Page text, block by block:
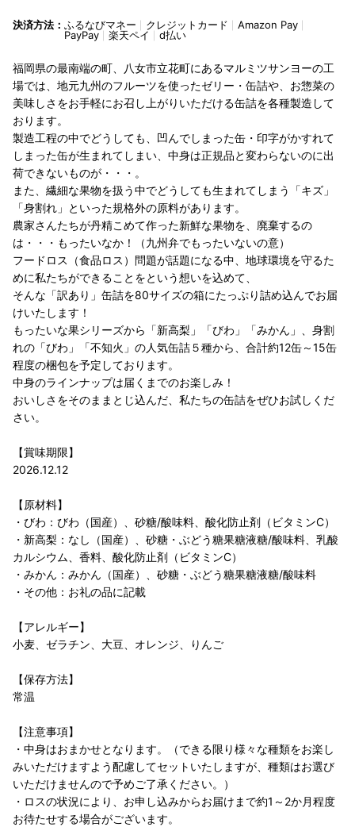
決済方法： ふるなびマネー クレジットカード
Amazon Pay
PayPay
楽天ペイ d払い
福岡県の最南端の町、八女市立花町にあるマルミツサンヨーの工
場では、地元九州のフルーツを使ったゼリー・缶詰や、お惣菜の
美味しさをお手軽にお召し上がりいただける缶詰を各種製造して
おります。
製造工程の中でどうしても、凹んでしまった缶・印字がかすれて
しまった缶が生まれてしまい、中身は正規品と変わらないのに出
荷できないものが・・・。
また、繊細な果物を扱う中でどうしても生まれてしまう「キズ」
「身割れ」といった規格外の原料があります。
農家さんたちが丹精こめて作った新鮮な果物を、廃棄するの
は・・・もったいなか！（九州弁でもったいないの意）
フードロス（食品ロス）問題が話題になる中、地球環境を守るた
めに私たちができることをという想いを込めて、
そんな「訳あり」缶詰を80サイズの箱にたっぷり詰め込んでお届
けいたします！
もったいな果シリーズから「新高梨」「びわ」「みかん」、身割
れの「びわ」「不知火」の人気缶詰５種から、合計約12缶～15缶
程度の梱包を予定しております。
中身のラインナップは届くまでのお楽しみ！
おいしさをそのままとじ込んだ、私たちの缶詰をぜひお試しくだ
さい。
【賞味期限】
2026.12.12
【原材料】
・びわ：びわ（国産）、砂糖/酸味料、酸化防止剤（ビタミンC）
・新高梨：なし（国産）、砂糖・ぶどう糖果糖液糖/酸味料、乳酸
カルシウム、香料、酸化防止剤（ビタミンC）
・みかん：みかん（国産）、砂糖・ぶどう糖果糖液糖/酸味料
・その他：お礼の品に記載
【アレルギー】
小麦、ゼラチン、大豆、オレンジ、りんご
【保存方法】
常温
【注意事項】
・中身はおまかせとなります。（できる限り様々な種類をお楽し
みいただけますよう配慮してセットいたしますが、種類はお選び
いただけませんので予めご了承ください。）
・ロスの状況により、お申し込みからお届けまで約1～2か月程度
お待たせする場合がございます。